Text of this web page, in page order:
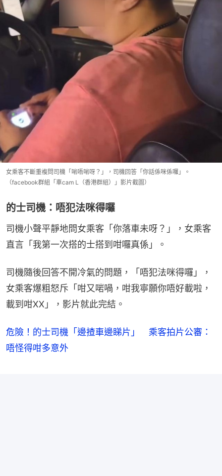
女乘客不斷重複問司機「啱唔啱呀？」，司機回答「你話係咪係囉」。
（facebook群組「車cam L（香港群組）」影片截圖）
的士司機：唔犯法咪得囉
司機小聲平靜地問女乘客「你落車未呀？」，女乘客
直言「我第一次搭的士搭到咁囉真係」。
司機隨後回答不開冷氣的問題，「唔犯法咪得囉」，
女乘客爆粗怒斥「咁又啱喎，咁我寧願你唔好載啦，
載到咁XX」，影片就此完結。
危險！的士司機「邊揸車邊睇片」 乘客拍片公審：
唔怪得咁多意外